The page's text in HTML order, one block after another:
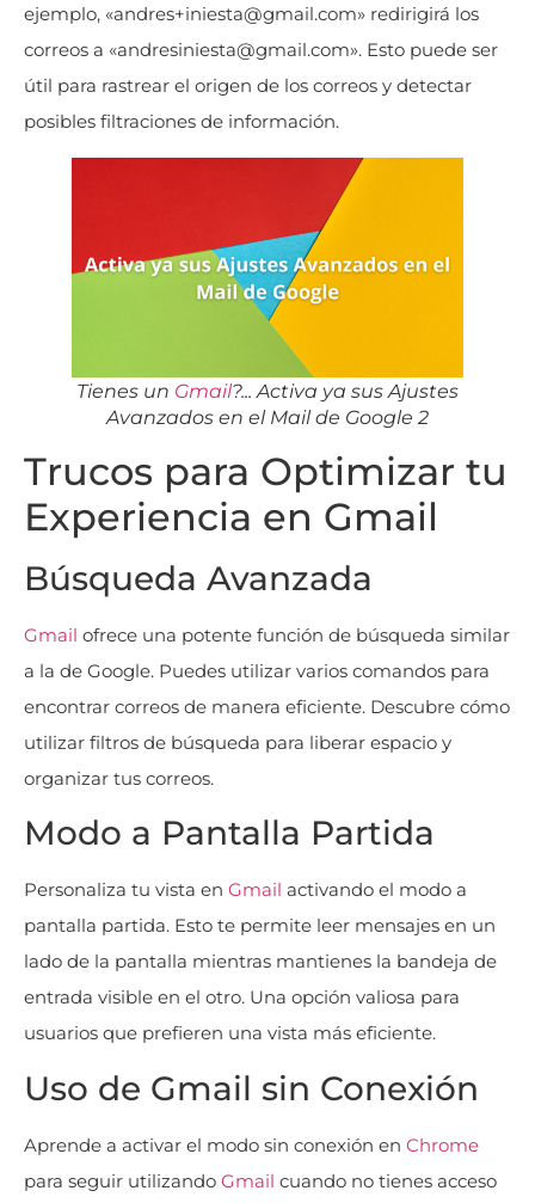
ejemplo, «andres+iniesta@gmail.com» redirigirá los
correos a «andresiniesta@gmail.com». Esto puede ser
útil para rastrear el origen de los correos y detectar
posibles filtraciones de información.
Tienes un Gmail?... Activa ya sus Ajustes
Avanzados en el Mail de Google 2
Trucos para Optimizar tu
Experiencia en Gmail
Búsqueda Avanzada
Gmail ofrece una potente función de búsqueda similar
a la de Google. Puedes utilizar varios comandos para
encontrar correos de manera eficiente. Descubre cómo
utilizar filtros de búsqueda para liberar espacio y
organizar tus correos.
Modo a Pantalla Partida
Personaliza tu vista en Gmail activando el modo a
pantalla partida. Esto te permite leer mensajes en un
lado de la pantalla mientras mantienes la bandeja de
entrada visible en el otro. Una opción valiosa para
usuarios que prefieren una vista más eficiente.
Uso de Gmail sin Conexión
Aprende a activar el modo sin conexión en Chrome
para seguir utilizando Gmail cuando no tienes acceso